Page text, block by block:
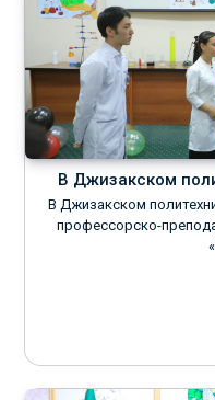
В Джизакском
В Джизакском
профессорско-